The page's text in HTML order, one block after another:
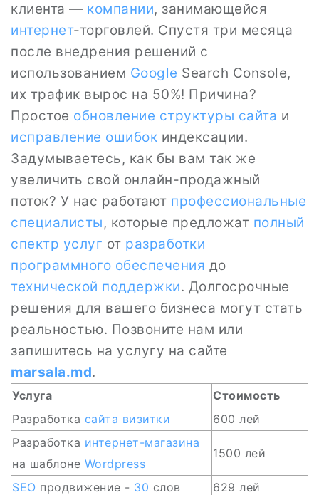
клиента — компании, занимающейся
интернет-торговлей. Спустя три месяца
после внедрения решений с
использованием Google Search Console,
их трафик вырос на 50%! Причина?
Простое обновление структуры сайта и
исправление ошибок индексации.
Задумываетесь, как бы вам так же
увеличить свой онлайн-продажный
поток? У нас работают профессиональные
специалисты, которые предложат полный
спектр услуг от разработки
программного обеспечения до
технической поддержки. Долгосрочные
решения для вашего бизнеса могут стать
реальностью. Позвоните нам или
запишитесь на услугу на сайте
marsala.md.
Услуга
Стоимость
Разработка сайта визитки
600 лей
Разработка интернет-магазина
на шаблоне Wordpress
1500 лей
SEO продвижение - 30 слов
629 лей